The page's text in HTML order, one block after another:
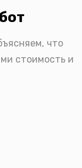
что
стоимость и